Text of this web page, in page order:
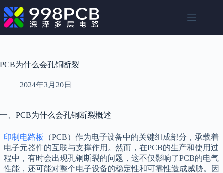
至
内
容
PCB为什么会孔铜断裂
2024年3月20日
一、PCB为什么会孔铜断裂概述
印制电路板
（PCB）作为电子设备中的关键组成部分，承载着
电子元器件的互联与支撑作用。然而，在PCB的生产和使用过
程中，有时会出现孔铜断裂的问题，这不仅影响了PCB的电气
性能，还可能对整个电子设备的稳定性和可靠性造成威胁。因